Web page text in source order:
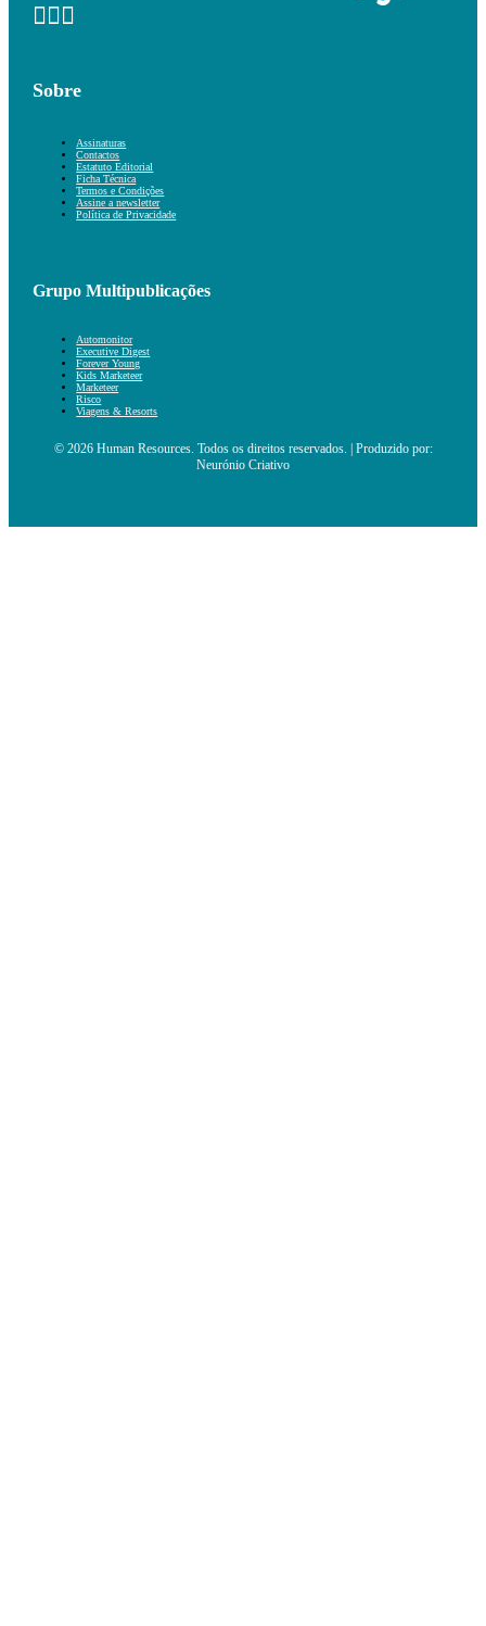
Sobre
Assinaturas
Contactos
Estatuto Editorial
Ficha Técnica
Termos e Condições
Assine a newsletter
Política de Privacidade
Grupo Multipublicações
Automonitor
Executive Digest
Forever Young
Kids Marketeer
Marketeer
Risco
Viagens & Resorts
© 2026 Human Resources. Todos os direitos reservados. | Produzido por:
Neurónio Criativo